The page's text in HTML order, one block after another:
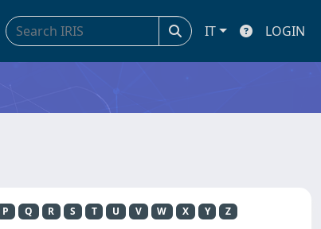
IT LOGIN
P Q R S T U V W X Y Z